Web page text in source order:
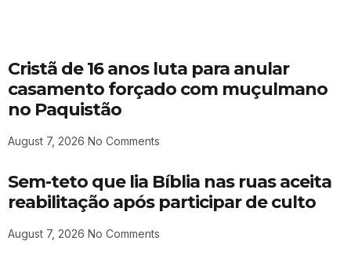
Cristã de 16 anos luta para anular
casamento forçado com muçulmano
no Paquistão
August 7, 2026 No Comments
Sem-teto que lia Bíblia nas ruas aceita
reabilitação após participar de culto
August 7, 2026 No Comments